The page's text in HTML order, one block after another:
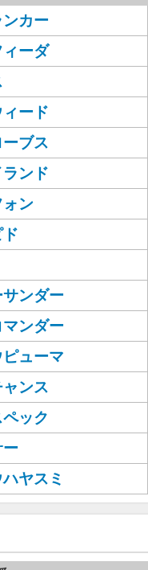
カー
ーダ
ード
ブス
ンド
ォン
ド
ンダー
ンダー
ューマ
ンス
ック
ー
ヤスミ